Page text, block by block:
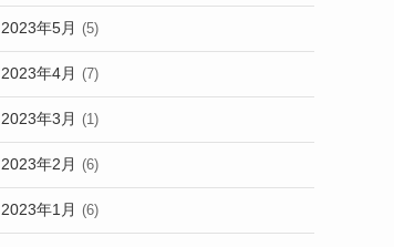
2023年5月 (5)
2023年4月 (7)
2023年3月 (1)
2023年2月 (6)
2023年1月 (6)